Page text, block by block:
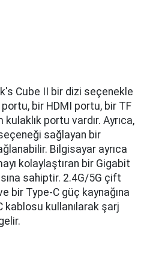
Cube II bir dizi seçenekle
bir HDMI portu, bir TF
portu vardır. Ayrıca,
sağlayan bir
Bilgisayar ayrıca
kolaylaştıran bir Gigabit
sahiptir. 2.4G/5G çift
bir Type-C güç kaynağına
kablosu kullanılarak şarj